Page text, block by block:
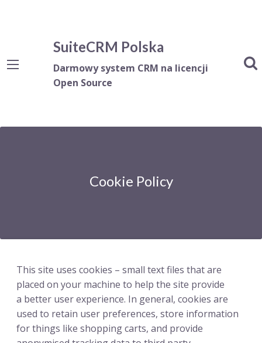
SuiteCRM Polska
Darmowy system CRM na licencji
Open Source
Cookie Policy
This site uses cookies – small text files that are
placed on your machine to help the site provide
a better user experience. In general, cookies are
used to retain user preferences, store information
for things like shopping carts, and provide